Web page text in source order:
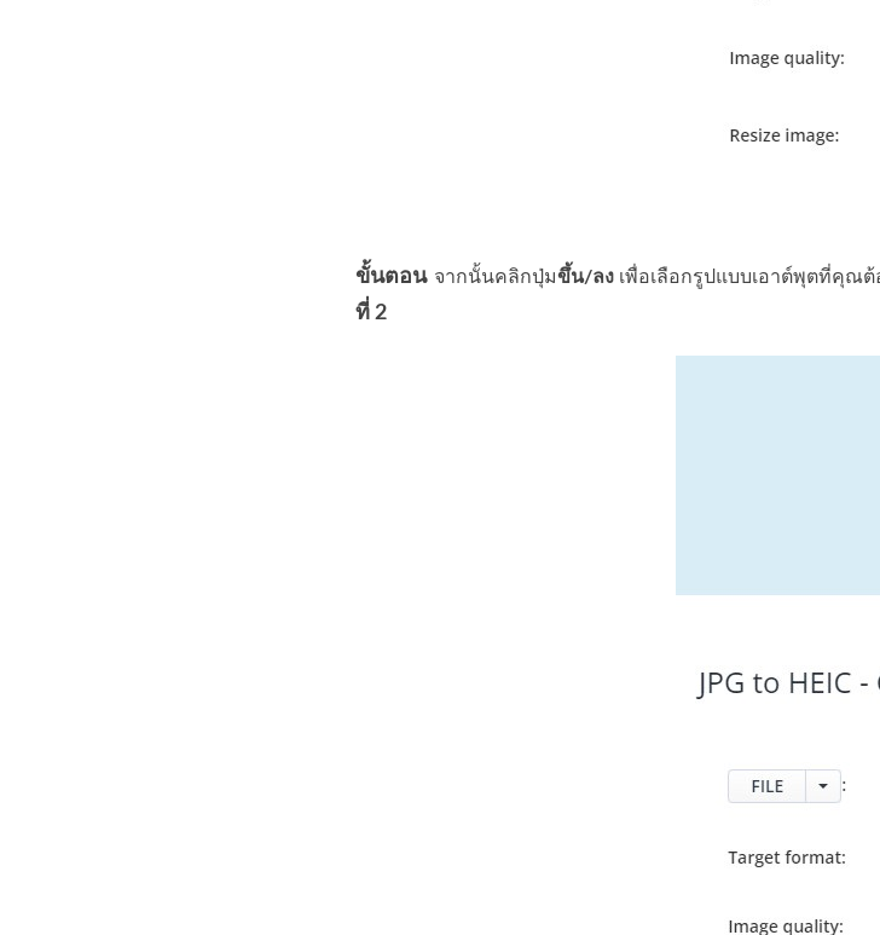
ขั้นตอน
ที่ 2
จากนั้นคลิกปุ่มขึ้น/ลง เพื่อเลือกรูปแบบเอาต์พุตที่คุณ